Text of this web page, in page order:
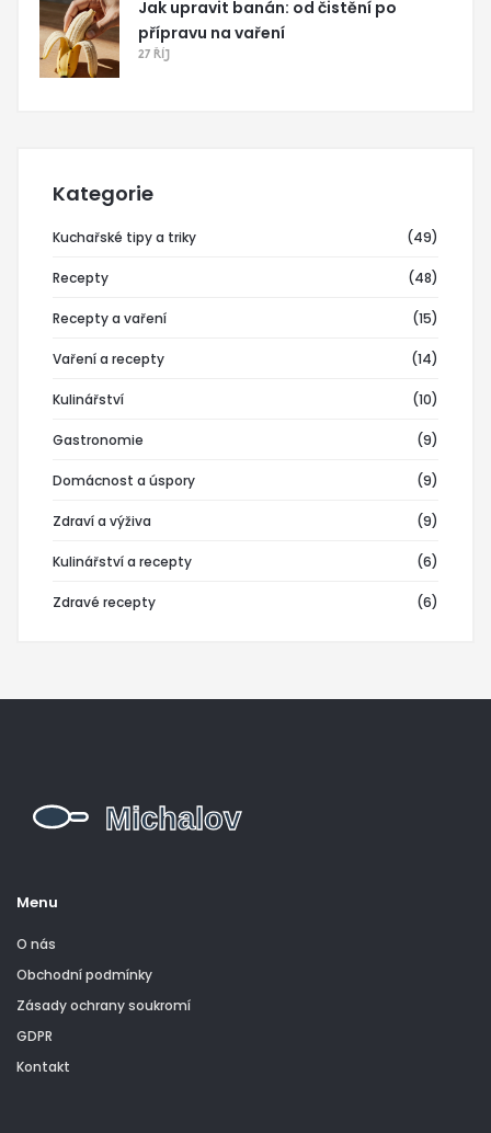
Jak upravit banán: od čistění po
přípravu na vaření
27 ŘÍJ
Kategorie
Kuchařské tipy a triky (49)
Recepty (48)
Recepty a vaření (15)
Vaření a recepty (14)
Kulinářství (10)
Gastronomie (9)
Domácnost a úspory (9)
Zdraví a výživa (9)
Kulinářství a recepty (6)
Zdravé recepty (6)
Menu
O nás
Obchodní podmínky
Zásady ochrany soukromí
GDPR
Kontakt